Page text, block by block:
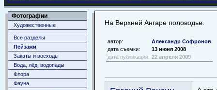
Фотографии
Художественные
Все разделы
Пейзажи
Закаты и восходы
Вода, лёд, водопады
Флора
Фауна
На Верхней Ангаре половодье.
автор:
Aлександр Софронов
дата съемки:
13 июня 2008
дата публикации: 22 апреля 2009